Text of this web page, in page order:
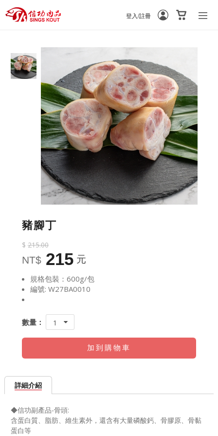
登入/註冊
豬腳丁
$ 215.00
NT$ 215 元
規格包裝：600g/包
編號: W27BA0010
數量： 1
加到購物車
詳細介紹
◆信功副產品-骨頭:
含蛋白質、脂肪、維生素外，還含有大量磷酸鈣、骨膠原、骨黏
蛋白等